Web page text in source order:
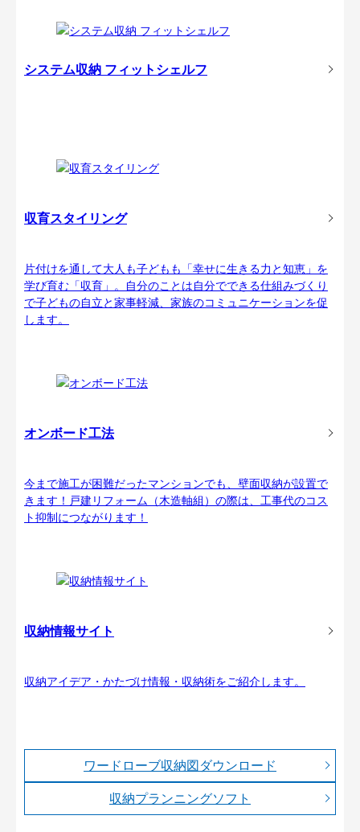
システム収納 フィットシェルフ
収育スタイリング
片付けを通して大人も子どもも「幸せに生きる力と知恵」を
学び育む「収育」。自分のことは自分でできる仕組みづくり
で子どもの自立と家事軽減、家族のコミュニケーションを促
します。
オンボード工法
今まで施工が困難だったマンションでも、壁面収納が設置で
きます！戸建リフォーム（木造軸組）の際は、工事代のコス
ト抑制につながります！
収納情報サイト
収納アイデア・かたづけ情報・収納術をご紹介します。
ワードローブ収納図ダウンロード
収納プランニングソフト